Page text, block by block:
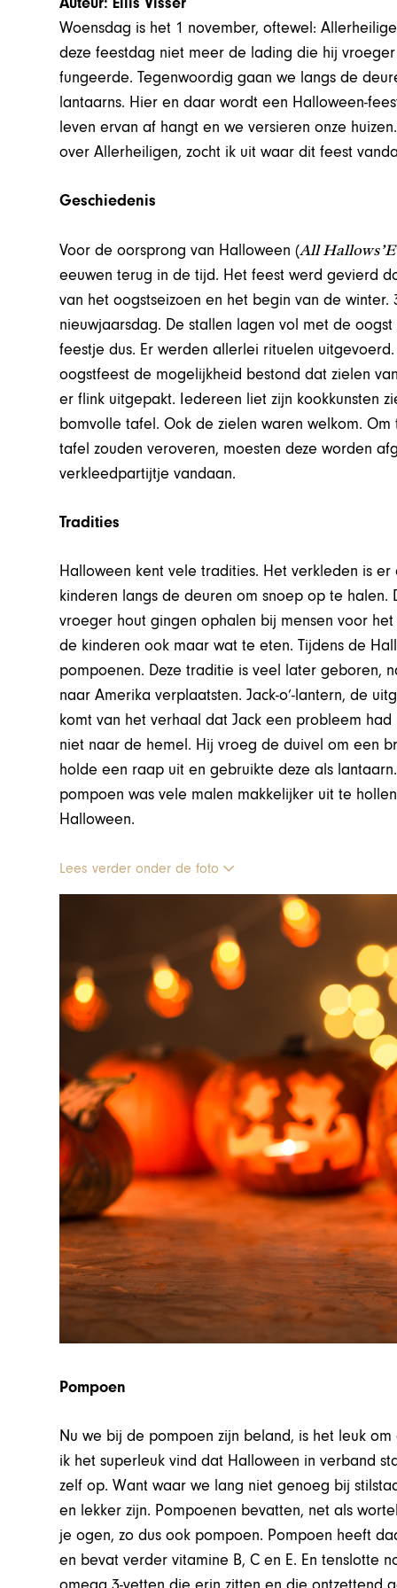
Woensdag is het 1 november, oftewel:
deze feestdag niet meer de lading die hij
fungeerde. Tegenwoordig gaan we langs de
lantaarns. Hier en daar wordt een Halloween-
leven ervan af hangt en we versieren onze
over Allerheiligen, zocht ik uit waar dit feest
Geschiedenis
Voor de oorsprong van Halloween (All Hallows’
eeuwen terug in de tijd. Het feest werd gevierd
van het oogstseizoen en het begin van de
nieuwjaarsdag. De stallen lagen vol met de
feestje dus. Er werden allerlei rituelen
oogstfeest de mogelijkheid bestond dat zielen
er flink uitgepakt. Iedereen liet zijn kookkunsten
bomvolle tafel. Ook de zielen waren welkom.
tafel zouden veroveren, moesten deze worden
verkleedpartijtje vandaan.
Tradities
Halloween kent vele tradities. Het verkleden is
kinderen langs de deuren om snoep op te
vroeger hout gingen ophalen bij mensen voor
de kinderen ook maar wat te eten. Tijdens de
pompoenen. Deze traditie is veel later geboren,
naar Amerika verplaatsten. Jack-o’-lantern, de
komt van het verhaal dat Jack een probleem
niet naar de hemel. Hij vroeg de duivel om een
holde een raap uit en gebruikte deze als
pompoen was vele malen makkelijker uit te
Halloween.
Lees verder onder de foto
Pompoen
Nu we bij de pompoen zijn beland, is het leuk
ik het superleuk vind dat Halloween in verband
zelf op. Want waar we lang niet genoeg bij
en lekker zijn. Pompoenen bevatten, net als
je ogen, zo dus ook pompoen. Pompoen heeft
en bevat verder vitamine B, C en E. En tenslotte